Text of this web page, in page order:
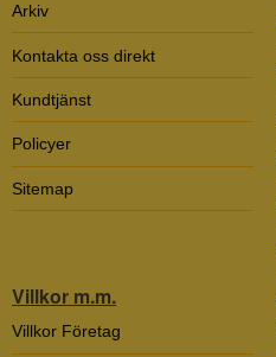
Arkiv
Kontakta oss direkt
Kundtjänst
Policyer
Sitemap
Villkor m.m.
Villkor Företag